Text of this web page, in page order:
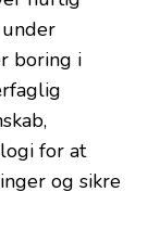
boring i
for at
og sikre